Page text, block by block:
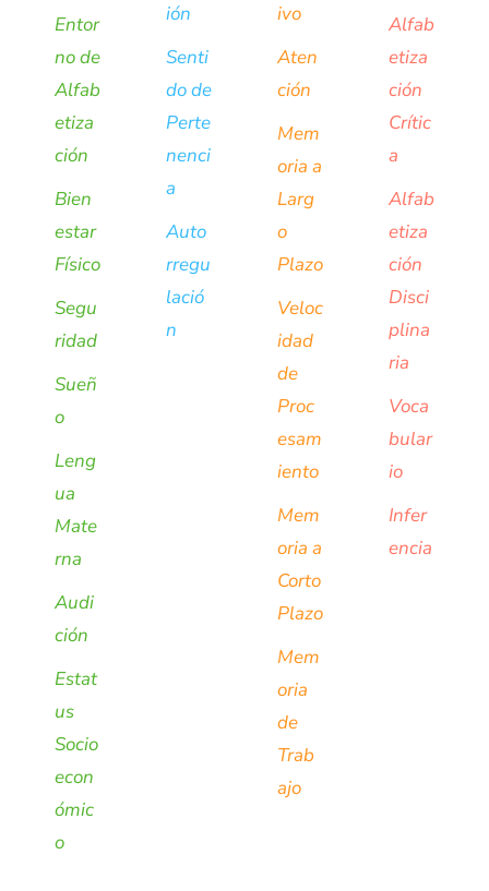
Entor
no de
Alfab
etiza
ción
Bien
estar
Físico
Segu
ridad
Sueñ
o
Leng
ua
Mate
rna
Audi
ción
Estat
us
Socio
econ
ómic
o
ión
Senti
do de
Perte
nenci
a
Auto
rregu
lació
n
ivo
Aten
ción
Mem
oria a
Larg
o
Plazo
Veloc
idad
de
Proc
esam
iento
Mem
oria a
Corto
Plazo
Mem
oria
de
Trab
ajo
Alfab
etiza
ción
Crític
a
Alfab
etiza
ción
Disci
plina
ria
Voca
bular
io
Infer
encia